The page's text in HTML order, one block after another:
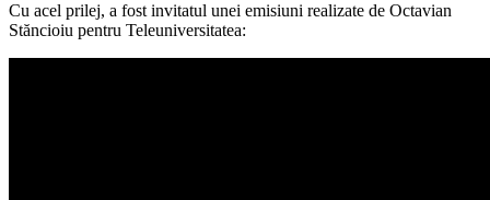
Cu acel prilej, a fost invitatul unei emisiuni realizate de Octavian
Stăncioiu pentru Teleuniversitatea: